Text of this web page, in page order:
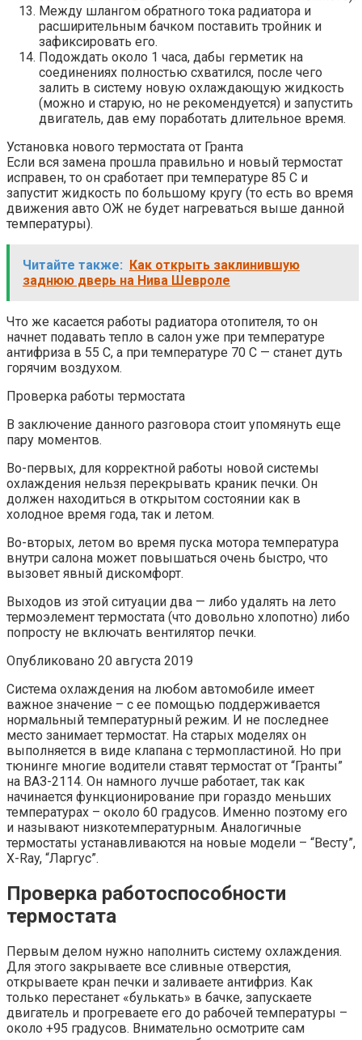
Между шлангом обратного тока радиатора и
расширительным бачком поставить тройник и
зафиксировать его.
Подождать около 1 часа, дабы герметик на
соединениях полностью схватился, после чего
залить в систему новую охлаждающую жидкость
(можно и старую, но не рекомендуется) и запустить
двигатель, дав ему поработать длительное время.
Установка нового термостата от Гранта
Если вся замена прошла правильно и новый термостат
исправен, то он сработает при температуре 85 С и
запустит жидкость по большому кругу (то есть во время
движения авто ОЖ не будет нагреваться выше данной
температуры).
Читайте также: Как открыть заклинившую
заднюю дверь на Нива Шевроле
Что же касается работы радиатора отопителя, то он
начнет подавать тепло в салон уже при температуре
антифриза в 55 С, а при температуре 70 С — станет дуть
горячим воздухом.
Проверка работы термостата
В заключение данного разговора стоит упомянуть еще
пару моментов.
Во-первых, для корректной работы новой системы
охлаждения нельзя перекрывать краник печки. Он
должен находиться в открытом состоянии как в
холодное время года, так и летом.
Во-вторых, летом во время пуска мотора температура
внутри салона может повышаться очень быстро, что
вызовет явный дискомфорт.
Выходов из этой ситуации два — либо удалять на лето
термоэлемент термостата (что довольно хлопотно) либо
попросту не включать вентилятор печки.
Опубликовано 20 августа 2019
Система охлаждения на любом автомобиле имеет
важное значение – с ее помощью поддерживается
нормальный температурный режим. И не последнее
место занимает термостат. На старых моделях он
выполняется в виде клапана с термопластиной. Но при
тюнинге многие водители ставят термостат от “Гранты”
на ВАЗ-2114. Он намного лучше работает, так как
начинается функционирование при гораздо меньших
температурах – около 60 градусов. Именно поэтому его
и называют низкотемпературным. Аналогичные
термостаты устанавливаются на новые модели – “Весту”,
X-Ray, “Ларгус”.
Проверка работоспособности
термостата
Первым делом нужно наполнить систему охлаждения.
Для этого закрываете все сливные отверстия,
открываете кран печки и заливаете антифриз. Как
только перестанет «булькать» в бачке, запускаете
двигатель и прогреваете его до рабочей температуры –
около +95 градусов. Внимательно осмотрите сам